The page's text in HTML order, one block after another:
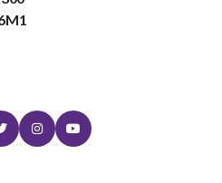
TwitterInstagramYoutube